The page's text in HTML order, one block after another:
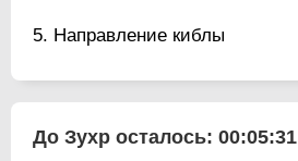
Направление киблы
До Зухр осталось: 00:05:30